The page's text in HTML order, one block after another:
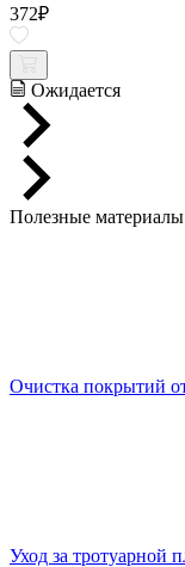
372₽
Ожидается
Полезные материалы
Очистка покрытий
Уход за тротуарной